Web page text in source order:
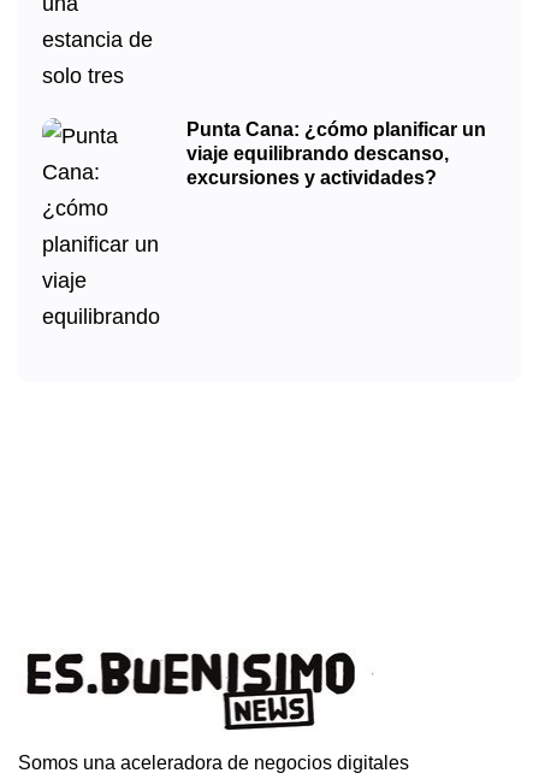
Punta Cana: ¿cómo planificar un
viaje equilibrando descanso,
excursiones y actividades?
Somos una aceleradora de negocios digitales